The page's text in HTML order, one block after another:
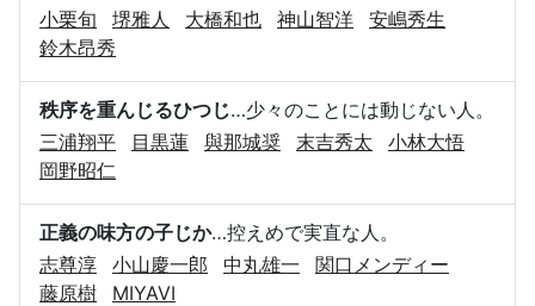
小栗旬
堺雅人 大橋和也 神山智洋
安嶋秀生
鈴木昂秀
秩序を重んじるひつじ…少々のことには動じない人。
三浦翔平
目黒蓮 與那城奨 末吉秀太
小林大悟
岡野昭仁
正義の味方の子じか…控えめで実直な人。
志尊淳
小山慶一郎 中丸雄一
関口メンディー
藤原樹
MIYAVI